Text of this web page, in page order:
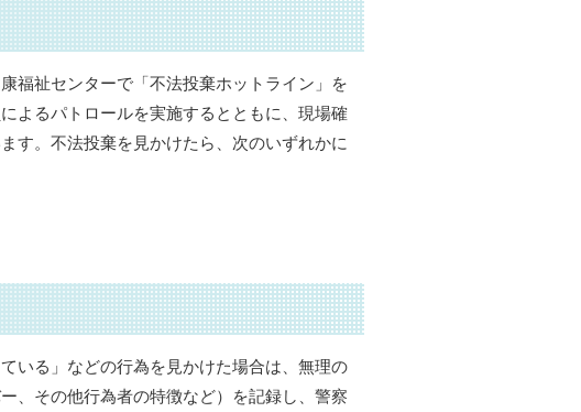
福祉センターで「不法投棄ホットライン」を
よるパトロールを実施するとともに、現場確
す。不法投棄を見かけたら、次のいずれかに
いる」などの行為を見かけた場合は、無理の
、その他行為者の特徴など）を記録し、警察